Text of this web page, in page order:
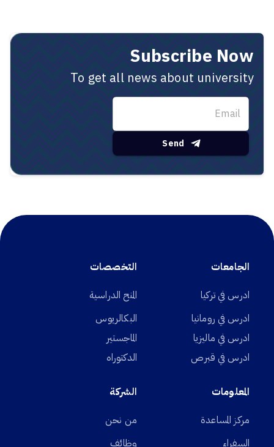
Subscribe Now
To get all news about university
Send
الجامعات
ادرس في تركيا
ادرس في رومانيا
ادرس في ماليزيا
ادرس في قبرص
التخصصات
المنح الدراسية
البكالريوس
الماجستير
الدكتوراه
المعلومات
مركز المساعدة
السفراء
الشركة
من نحن
وظائف